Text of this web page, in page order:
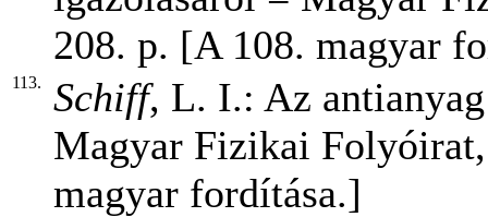
208. p. [A 108. magyar
113. Schiff, L. I.: Az
Magyar Fizikai
magyar fordítása.]